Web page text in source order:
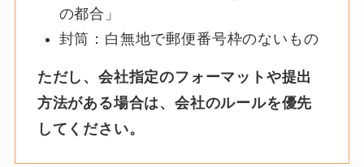
の都合」
封筒：白無地で郵便番号枠のないもの
ただし、会社指定のフォーマットや提出
方法がある場合は、会社のルールを優先
してください。